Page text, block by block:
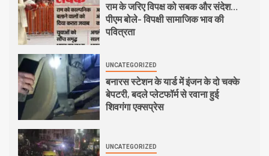
राम के जरिए विपक्ष को सबक और संदेश…
पीएम बोले- विपक्षी सामाजिक भाव की
पवित्रता
UNCATEGORIZED
बनारस स्टेशन के यार्ड में इंजन के दो चक्के
बेपटरी, बदले प्लेटफॉर्म से रवाना हुई
शिवगंगा एक्सप्रेस
UNCATEGORIZED